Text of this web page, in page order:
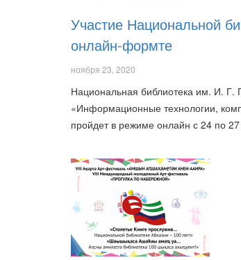
Участие Национальной
онлайн-формте
ноября 23, 2020
Национальная библиотека им. И. Г.
«Информационные технологии,
пройдет в режиме онлайн с 24 по